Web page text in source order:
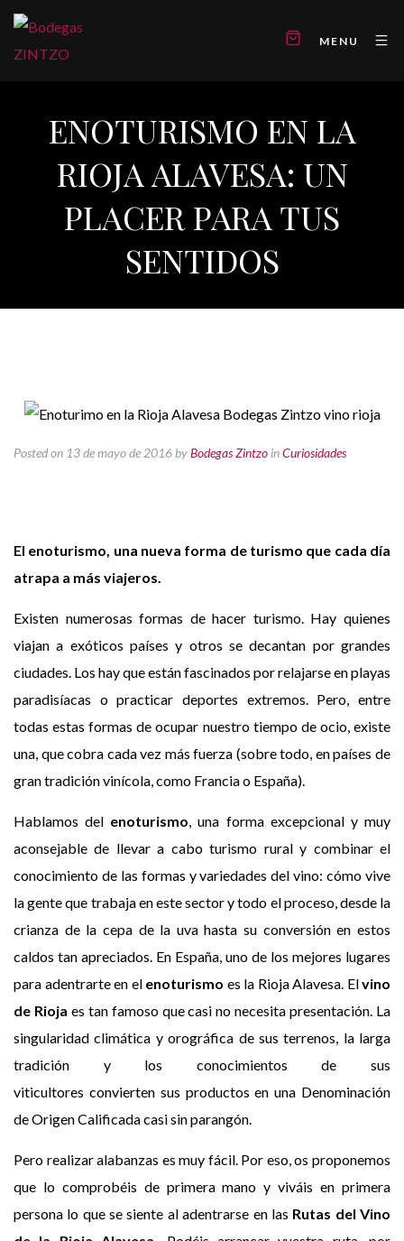
MENU
ENOTURISMO EN LA
RIOJA ALAVESA: UN
PLACER PARA TUS
SENTIDOS
Posted on 13 de mayo de 2016byBodegas Zintzo inCuriosidades
El enoturismo, una nueva forma de turismo que cada día
atrapa a más viajeros.
Existen numerosas formas de hacer turismo. Hay quienes
viajan a exóticos países y otros se decantan por grandes
ciudades. Los hay que están fascinados por relajarse en playas
paradisíacas o practicar deportes extremos. Pero, entre
todas estas formas de ocupar nuestro tiempo de ocio, existe
una, que cobra cada vez más fuerza (sobre todo, en países de
gran tradición vinícola, como Francia o España).
Hablamos del enoturismo, una forma excepcional y muy
aconsejable de llevar a cabo turismo rural y combinar el
conocimiento de las formas y variedades del vino: cómo vive
la gente que trabaja en este sector y todo el proceso, desde la
crianza de la cepa de la uva hasta su conversión en estos
caldos tan apreciados. En España, uno de los mejores lugares
para adentrarte en el enoturismo es la Rioja Alavesa. Elvino
de Rioja es tan famoso que casi no necesita presentación. La
singularidad climática y orográfica de sus terrenos, la larga
tradición y los conocimientos de sus
viticultores convierten sus productos en una Denominación
de Origen Calificada casi sin parangón.
Pero realizar alabanzas es muy fácil. Por eso, os proponemos
que lo comprobéis de primera mano y viváis en primera
persona lo que se siente al adentrarse en las Rutas del Vino